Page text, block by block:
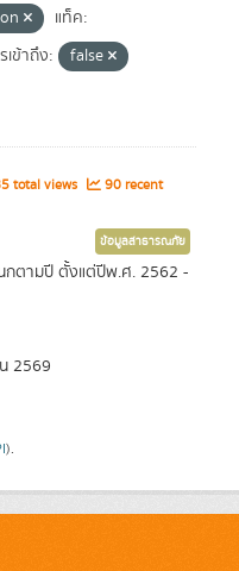
แท็ค:
เข้าถึง:
false
total views
90 recent
ข้อมูลสาธารณภัย
กตามปี ตั้งแต่ปีพ.ศ. 2562 -
2569
).